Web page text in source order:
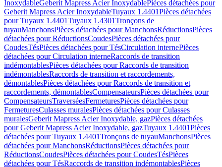
InoxydableGeberit Mapress Acier InoxydablePièces détachées pour
Geberit Mapress Acier InoxydableTuyaux 1.4401Pièces détachées
pour Tuyaux 1.4401Tuyaux 1.4301Tronçons de
tuyauManchonsPièces détachées pour ManchonsRéductionsPièces
détachées pour RéductionsCoudesPièces détachées pour
CoudesTésPièces détachées pour TésCirculation internePièces
détachées pour Circulation interneRaccords de transition
indémontablesPièces détachées pour Raccords de transition
indémontablesRaccords de transition et raccordements,
démontablesPièces détachées pour Raccords de transition et
raccordements, démontablesCompensateursPièces détachées pour
CompensateursTraverséesFermeturesPièces détachées pour
FermeturesCulasses muralesPièces détachées pour Culasses
muralesGeberit Mapress Acier Inoxydable, gazPièces détachées
pour Geberit Mapress Acier Inoxydable, gazTuyaux 1.4401Pièces
détachées pour Tuyaux 1.4401Tronçons de tuyauManchonsPièces
détachées pour ManchonsRéductionsPièces détachées pour
RéductionsCoudesPièces détachées pour CoudesTésPièces
détachées pour TésRaccords de transition indémontablesPièces